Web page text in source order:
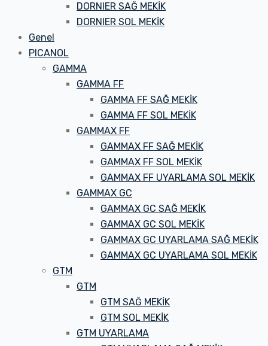
DORNIER SAĞ MEKİK
DORNIER SOL MEKİK
Genel
PICANOL
GAMMA
GAMMA FF
GAMMA FF SAĞ MEKİK
GAMMA FF SOL MEKİK
GAMMAX FF
GAMMAX FF SAĞ MEKİK
GAMMAX FF SOL MEKİK
GAMMAX FF UYARLAMA SOL MEKİK
GAMMAX GC
GAMMAX GC SAĞ MEKİK
GAMMAX GC SOL MEKİK
GAMMAX GC UYARLAMA SAĞ MEKİK
GAMMAX GC UYARLAMA SOL MEKİK
GTM
GTM
GTM SAĞ MEKİK
GTM SOL MEKİK
GTM UYARLAMA